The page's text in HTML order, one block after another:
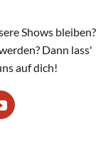
Shows bleiben?
Dann lass'
auf dich!